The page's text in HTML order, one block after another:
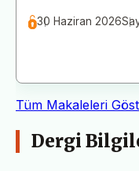
30 Haziran 2026
Tüm Makaleleri
Dergi